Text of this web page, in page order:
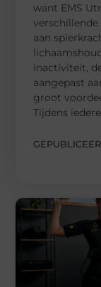
want EMS
aan
inactiviteit,
aangepast
groot
Tijdens iedere